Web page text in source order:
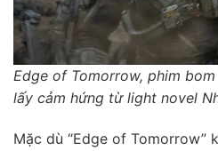
Edge of Tomorrow, phim
lấy cảm hứng từ light novel
Mặc dù “Edge of Tomorrow”